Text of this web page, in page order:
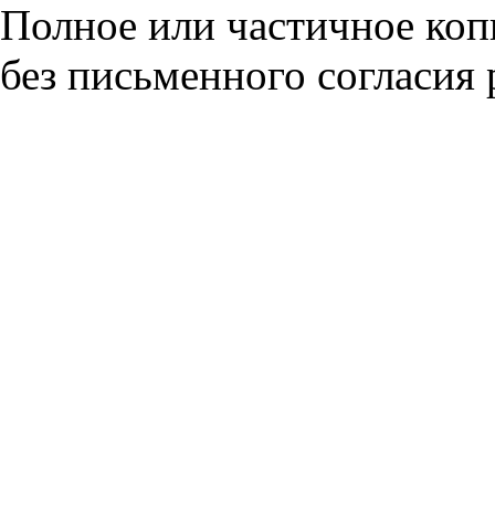
Полное или частичное
без письменного